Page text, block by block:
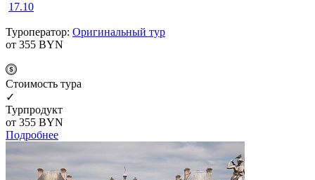
17.10
Туроператор: Оригинальный тур
от 355 BYN
Cтоимость тура
✓
Турпродукт
от 355 BYN
Подробнее